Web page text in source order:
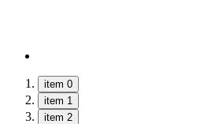
item 0
item 1
item 2